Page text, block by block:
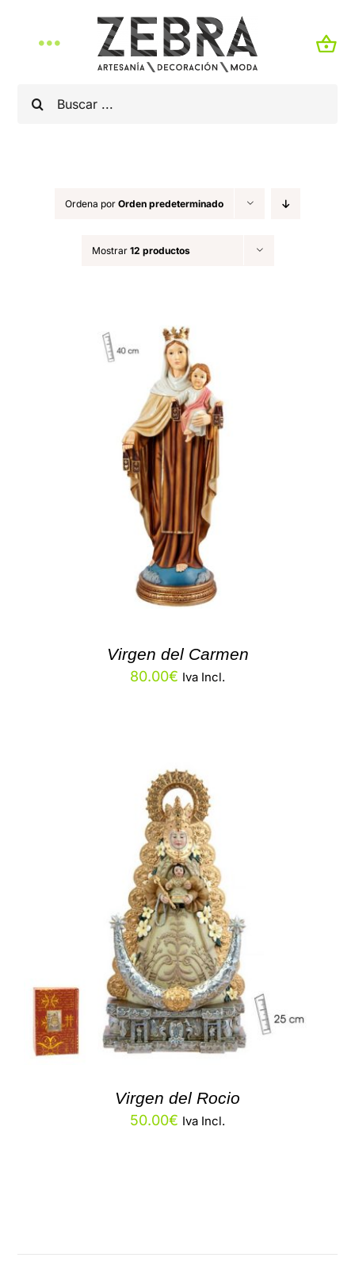
Buscar:
Toggle
Navigation
Cerámica Talaverana
Artesanía Creativa
Ordena por Orden predeterminado
Mostrar 12 productos
Virgen del Carmen
80.00€ Iva Incl.
Virgen del Rocio
50.00€ Iva Incl.